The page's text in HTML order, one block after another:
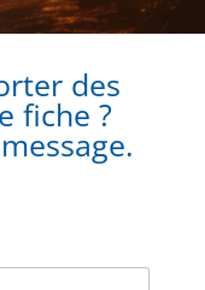
des
fiche ?